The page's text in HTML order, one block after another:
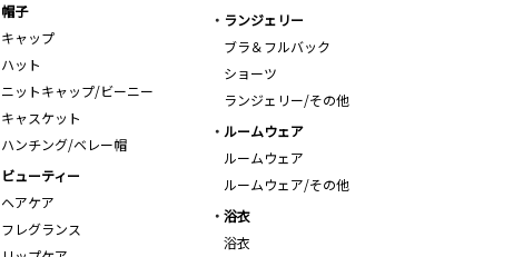
帽子
キャップ
ハット
ニットキャップ/ビーニー
キャスケット
ハンチング/ベレー帽
ランジェリー
ブラ＆フルバック
ショーツ
ランジェリー/その他
ルームウェア
ルームウェア
ルームウェア/その他
ビューティー
ヘアケア
フレグランス
浴衣
浴衣